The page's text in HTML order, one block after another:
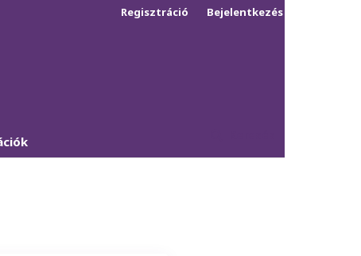
Regisztráció Bejelentkezés